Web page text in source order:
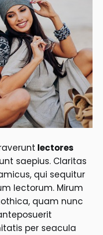
lectores
saepius. Claritas
qui sequitur
lectorum. Mirum
quam nunc
per seacula